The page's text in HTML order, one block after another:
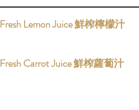
Fresh Lemon Juice 鮮榨檸檬汁
Fresh Carrot Juice 鮮榨蘿蔔汁